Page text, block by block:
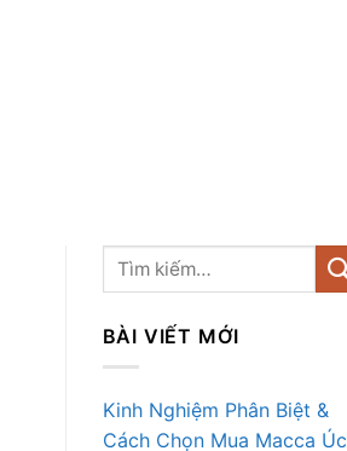
BÀI VIẾT MỚI
Kinh Nghiệm Phân Biệt &
Cách Chọn Mua Macca Úc